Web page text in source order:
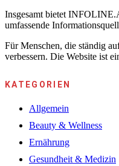
Insgesamt bietet
umfassende
Für Menschen, die ständig
verbessern. Die Website ist
KATEGORIEN
Allgemein
Beauty & Wellness
Ernährung
Gesundheit & Medizin